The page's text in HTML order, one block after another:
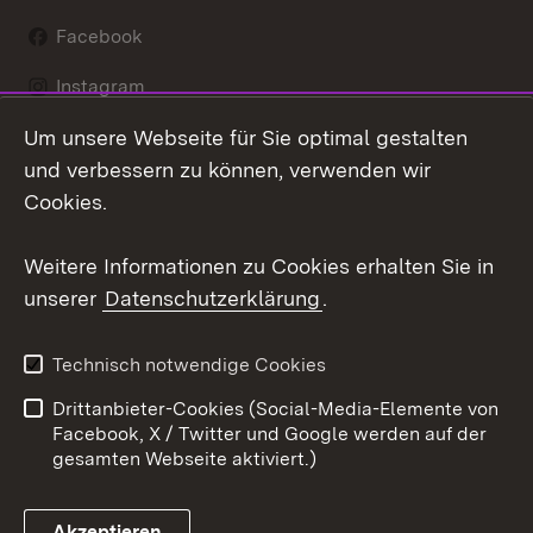
Facebook
Instagram
LinkedIn
Datenschutz
Barrierefreiheit
Impressum
Cookies
Um unsere Webseite für Sie optimal gestalten
und verbessern zu können, verwenden wir
Cookies.
Weitere Informationen zu Cookies erhalten Sie in
unserer Datenschutzerklärung.
Technisch notwendige Cookies
Drittanbieter-Cookies (Social-Media-Elemente von
Facebook, X / Twitter und Google werden auf der
gesamten Webseite aktiviert.)